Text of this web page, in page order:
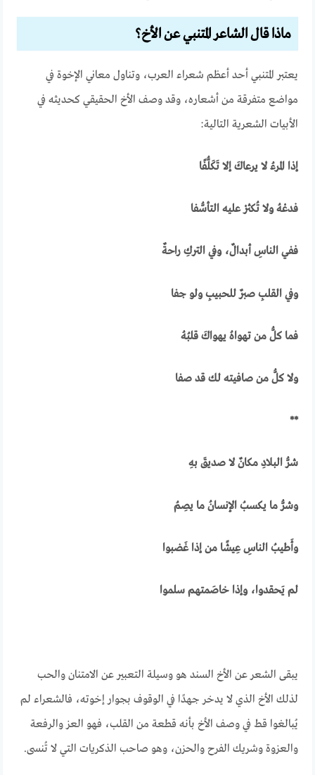
ماذا قال الشاعر المتنبي عن الأخ؟
يعتبر المتنبي أحد أعظم شعراء العرب، وتناول معاني الإخوة في
مواضع متفرقة من أشعاره، وقد وصف الأخ الحقيقي كحديثه في
الأبيات الشعرية التالية:
إذا المرءُ لا يرعاكَ إلا تَكَلُّفًا
فدعْهُ ولا تُكثرْ عليه التأسُّفا
ففي الناسِ أبدالٌ، وفي التركِ راحةٌ
وفي القلبِ صبرٌ للحبيبِ ولو جفا
فما كلُّ من تهواهُ يهواكَ قلبُهُ
ولا كلُّ من صافيته لك قد صفا
**
شرُّ البلادِ مكانٌ لا صديقَ بهِ
وشرُّ ما يكسبُ الإنسانُ ما يصِمُ
وأَطيبُ الناسِ عِيشًا من إذا غَضبوا
لم يَحقدوا، وإذا خاصَمتهم سلموا
يبقى الشعر عن الأخ السند هو وسيلة التعبير عن الامتنان والحب
لذلك الأخ الذي لا يدخر جهدًا في الوقوف بجوار إخوته، فالشعراء لم
يُبالغوا قط في وصف الأخ بأنه قطعة من القلب، فهو العز والرفعة
والعزوة وشريك الفرح والحزن، وهو صاحب الذكريات التي لا تُنسى.